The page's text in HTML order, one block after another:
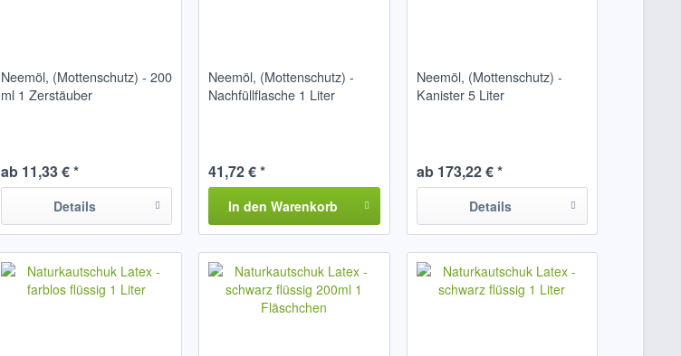
Neemöl, (Mottenschutz) - 200
ml 1 Zerstäuber
ab 11,33 € *
Details
Neemöl, (Mottenschutz) -
Nachfüllflasche 1 Liter
41,72 € *
In den Warenkorb
Neemöl, (Mottenschutz) -
Kanister 5 Liter
ab 173,22 € *
Details